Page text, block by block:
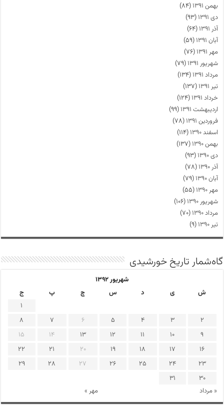
بهمن ۱۳۹۱
(۸۴)
دی ۱۳۹۱
(۹۳)
آذر ۱۳۹۱
(۶۴)
آبان ۱۳۹۱
(۵۹)
مهر ۱۳۹۱
(۷۶)
شهریور ۱۳۹۱
(۷۹)
مرداد ۱۳۹۱
(۱۳۴)
تیر ۱۳۹۱
(۱۳۷)
خرداد ۱۳۹۱
(۱۲۴)
اردیبهشت ۱۳۹۱
(۹۹)
فروردین ۱۳۹۱
(۷۸)
اسفند ۱۳۹۰
(۱۱۴)
بهمن ۱۳۹۰
(۱۳۷)
دی ۱۳۹۰
(۹۳)
آذر ۱۳۹۰
(۷۸)
آبان ۱۳۹۰
(۷۹)
مهر ۱۳۹۰
(۵۵)
شهریور ۱۳۹۰
(۱۰۶)
مرداد ۱۳۹۰
(۷۰)
تیر ۱۳۹۰
(۹)
گاه‌شمار تاریخ خورشیدی
شهریور ۱۳۹۲
ش
ی د س چ پ ج
« مرداد مهر »
1
2
3
4
5
6
7
8
9
10
11
12
13
14
15
16
17
18
19
20
21
22
23
24
25
26
27
28
29
30
31